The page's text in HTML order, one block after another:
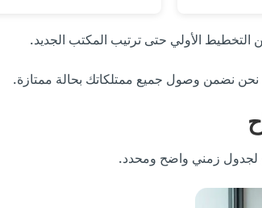
الأولي حتى ترتيب المكتب الجديد.
نحن نضمن وصول جميع ممتلكاتك بحالة ممتازة.
لجدول زمني واضح ومحدد.